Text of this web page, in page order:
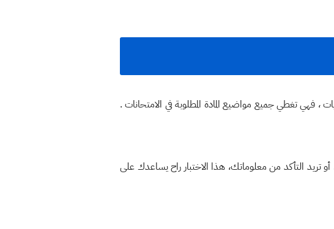
، فهي تغطي جميع مواضيع المادة المطلوبة في الامتحانات .
تريد التأكد من معلوماتك، هذا الاختبار راح يساعدك على